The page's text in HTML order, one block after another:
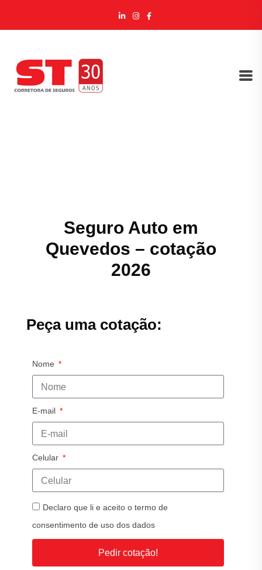
Seguro Auto em
Quevedos – cotação
2026
Peça uma cotação:
Nome
E-mail
Celular
Declaro que li e aceito o termo de
consentimento de uso dos dados
Pedir cotação!